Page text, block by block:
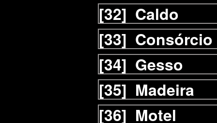
[32] Caldo
[33] Consórcio
[34] Gesso
[35] Madeira
[36] Motel